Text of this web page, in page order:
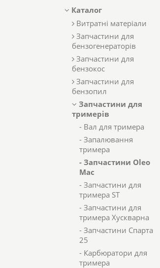
Каталог
Витратні матеріали
Запчастини для
бензогенераторів
Запчастини для
бензокос
Запчастини для
бензопил
Запчастини для
тримерів
- Вал для тримера
- Запалювання
тримера
- Запчастини Oleo
Mac
- Запчастини для
тримера ST
- Запчастини для
тримера Хускварна
- Запчастини Спарта
25
- Карбюратори для
тримера